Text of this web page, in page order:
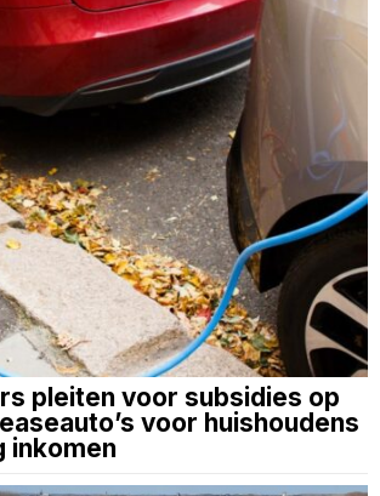
pleiten voor subsidies op
voor huishoudens
inkomen